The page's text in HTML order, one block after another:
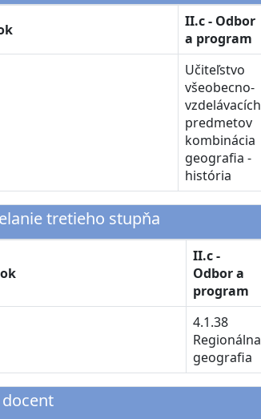
II.c - Odbor
a program
Učiteľstvo
všeobecno-
vzdelávacích
predmetov
kombinácia
geografia -
história
tretieho stupňa
II.c -
Odbor a
program
4.1.38
Regionálna
geografia